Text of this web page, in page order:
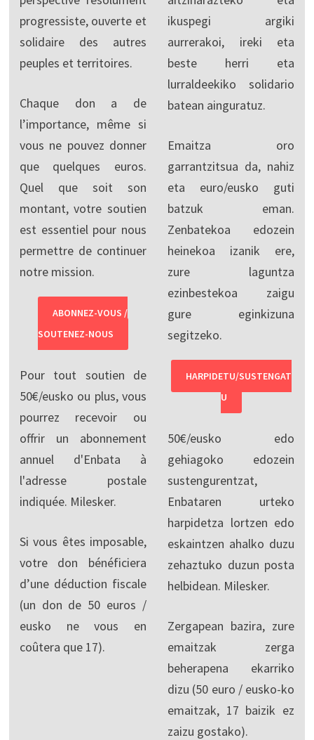
progressiste, ouverte et
solidaire des autres
peuples et territoires.
Chaque don a de
l’importance, même si
vous ne pouvez donner
que quelques euros.
Quel que soit son
montant, votre soutien
est essentiel pour nous
permettre de continuer
notre mission.
ABONNEZ-VOUS /
SOUTENEZ-NOUS
Pour tout soutien de
50€/eusko ou plus, vous
pourrez recevoir ou
offrir un abonnement
annuel d'Enbata à
l'adresse postale
indiquée. Milesker.
Si vous êtes imposable,
votre don bénéficiera
d’une déduction fiscale
(un don de 50 euros /
eusko ne vous en
coûtera que 17).
ikuspegi argiki
aurrerakoi, ireki eta
beste herri eta
lurraldeekiko solidario
batean ainguratuz.
Emaitza oro
garrantzitsua da, nahiz
eta euro/eusko guti
batzuk eman.
Zenbatekoa edozein
heinekoa izanik ere,
zure laguntza
ezinbestekoa zaigu
gure eginkizuna
segitzeko.
HARPIDETU/SUSTENGAT
U
50€/eusko edo
gehiagoko edozein
sustengurentzat,
Enbataren urteko
harpidetza lortzen edo
eskaintzen ahalko duzu
zehaztuko duzun posta
helbidean. Milesker.
Zergapean bazira, zure
emaitzak zerga
beherapena ekarriko
dizu (50 euro / eusko-ko
emaitzak, 17 baizik ez
zaizu gostako).